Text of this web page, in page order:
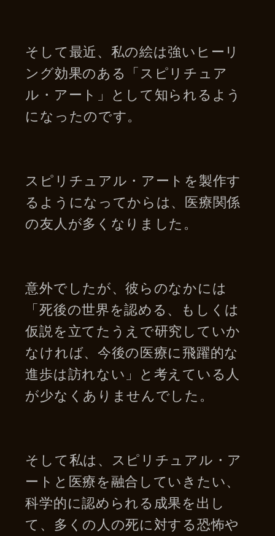
そして最近、私の絵は強いヒーリ
ング効果のある「スピリチュア
ル・アート」として知られるよう
になったのです。
スピリチュアル・アートを製作す
るようになってからは、医療関係
の友人が多くなりました。
意外でしたが、彼らのなかには
「死後の世界を認める、もしくは
仮説を立てたうえで研究していか
なければ、今後の医療に飛躍的な
進歩は訪れない」と考えている人
が少なくありませんでした。
そして私は、スピリチュアル・ア
ートと医療を融合していきたい、
科学的に認められる成果を出し
て、多くの人の死に対する恐怖や